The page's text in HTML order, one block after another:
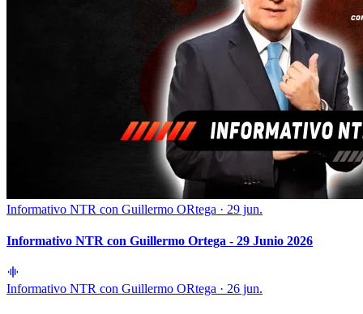
Informativo NTR con Guillermo ORtega · 29 jun.
Informativo NTR con Guillermo Ortega - 29 Junio 2026
Informativo NTR con Guillermo ORtega · 26 jun.